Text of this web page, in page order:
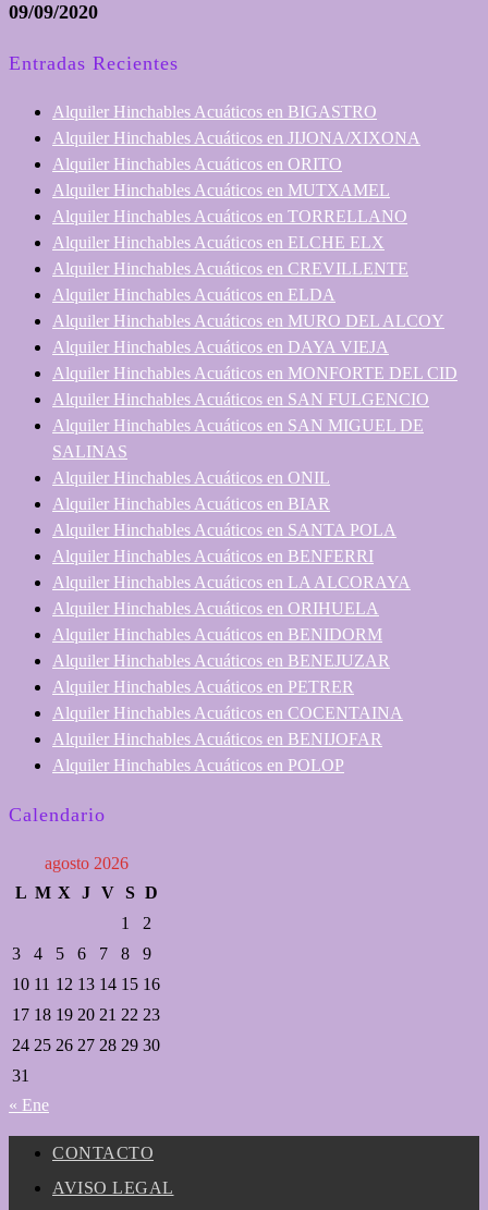
09/09/2020
Entradas Recientes
Alquiler Hinchables Acuáticos en BIGASTRO
Alquiler Hinchables Acuáticos en JIJONA/XIXONA
Alquiler Hinchables Acuáticos en ORITO
Alquiler Hinchables Acuáticos en MUTXAMEL
Alquiler Hinchables Acuáticos en TORRELLANO
Alquiler Hinchables Acuáticos en ELCHE ELX
Alquiler Hinchables Acuáticos en CREVILLENTE
Alquiler Hinchables Acuáticos en ELDA
Alquiler Hinchables Acuáticos en MURO DEL ALCOY
Alquiler Hinchables Acuáticos en DAYA VIEJA
Alquiler Hinchables Acuáticos en MONFORTE DEL CID
Alquiler Hinchables Acuáticos en SAN FULGENCIO
Alquiler Hinchables Acuáticos en SAN MIGUEL DE
SALINAS
Alquiler Hinchables Acuáticos en ONIL
Alquiler Hinchables Acuáticos en BIAR
Alquiler Hinchables Acuáticos en SANTA POLA
Alquiler Hinchables Acuáticos en BENFERRI
Alquiler Hinchables Acuáticos en LA ALCORAYA
Alquiler Hinchables Acuáticos en ORIHUELA
Alquiler Hinchables Acuáticos en BENIDORM
Alquiler Hinchables Acuáticos en BENEJUZAR
Alquiler Hinchables Acuáticos en PETRER
Alquiler Hinchables Acuáticos en COCENTAINA
Alquiler Hinchables Acuáticos en BENIJOFAR
Alquiler Hinchables Acuáticos en POLOP
Calendario
agosto 2026
L M X J V S D
1
2
3
4 5 6 7 8
9
10 11 12 13 14 15 16
17 18 19 20 21 22 23
24 25 26 27 28 29 30
31
« Ene
CONTACTO
AVISO LEGAL